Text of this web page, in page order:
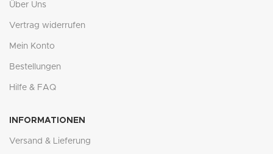
Über Uns
Vertrag widerrufen
Mein Konto
Bestellungen
Hilfe & FAQ
INFORMATIONEN
Versand & Lieferung